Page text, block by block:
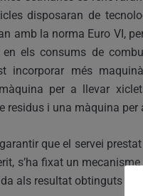
disposaran de
amb la norma Euro VI,
els consums de
incorporar més
per a llevar
residus i una màquina per
que el servei
s’ha fixat un
als resultat obtinguts